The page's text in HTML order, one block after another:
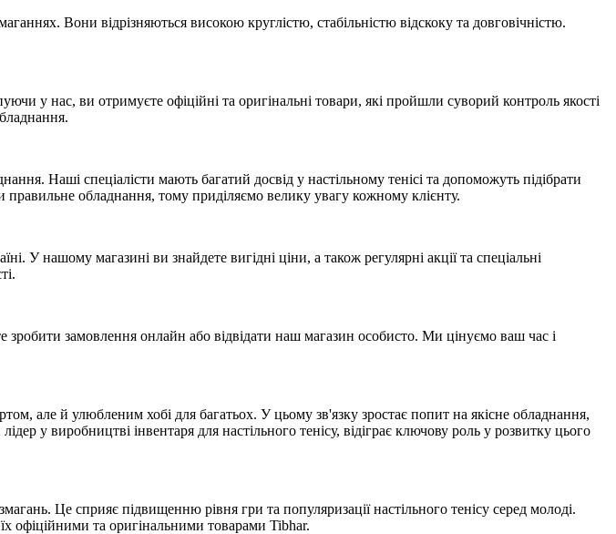
Вони відрізняються високою круглістю, стабільністю відскоку та довговічністю.
у нас, ви отримуєте офіційні та оригінальні товари, які пройшли суворий контроль якості
Наші спеціалісти мають багатий досвід у настільному тенісі та допоможуть підібрати
правильне обладнання, тому приділяємо велику увагу кожному клієнту.
У нашому магазині ви знайдете вигідні ціни, а також регулярні акції та спеціальні
замовлення онлайн або відвідати наш магазин особисто. Ми цінуємо ваш час і
але й улюбленим хобі для багатьох. У цьому зв'язку зростає попит на якісне обладнання,
у виробництві інвентаря для настільного тенісу, відіграє ключову роль у розвитку цього
Це сприяє підвищенню рівня гри та популяризації настільного тенісу серед молоді.
офіційними та оригінальними товарами Tibhar.